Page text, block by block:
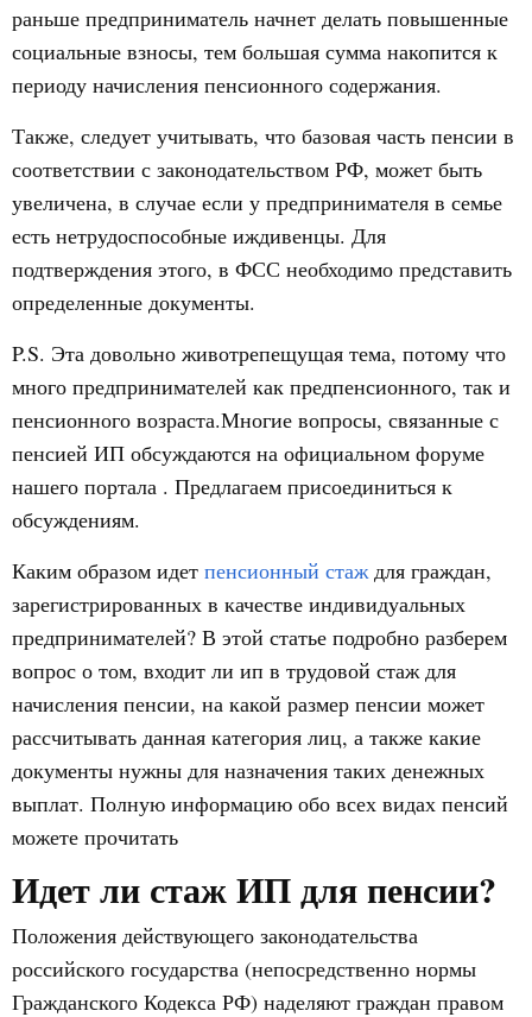
раньше предприниматель начнет делать повышенные
социальные взносы, тем большая сумма накопится к
периоду начисления пенсионного содержания.
Также, следует учитывать, что базовая часть пенсии в
соответствии с законодательством РФ, может быть
увеличена, в случае если у предпринимателя в семье
есть нетрудоспособные иждивенцы. Для
подтверждения этого, в ФСС необходимо представить
определенные документы.
P.S. Эта довольно животрепещущая тема, потому что
много предпринимателей как предпенсионного, так и
пенсионного возраста.Многие вопросы, связанные с
пенсией ИП обсуждаются на официальном форуме
нашего портала . Предлагаем присоединиться к
обсуждениям.
Каким образом идет пенсионный стаждля граждан,
зарегистрированных в качестве индивидуальных
предпринимателей? В этой статье подробно разберем
вопрос о том, входит ли ип в трудовой стаж для
начисления пенсии, на какой размер пенсии может
рассчитывать данная категория лиц, а также какие
документы нужны для назначения таких денежных
выплат. Полную информацию обо всех видах пенсий
можете прочитать
Идет ли стаж ИП для пенсии?
Положения действующего законодательства
российского государства (непосредственно нормы
Гражданского Кодекса РФ) наделяют граждан правом